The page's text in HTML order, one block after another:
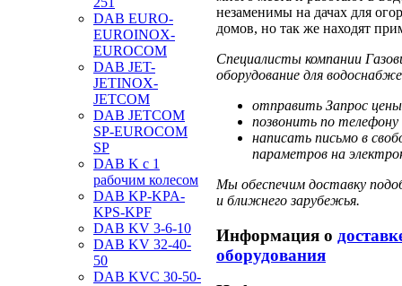
DAB EURO-
EUROINOX-
EUROCOM
DAB JET-
JETINOX-
JETCOM
DAB JETCOM
SP-EUROCOM
SP
DAB K с 1
рабочим колесом
DAB KP-KPA-
KPS-KPF
DAB KV 3-6-10
DAB KV 32-40-
50
DAB KVC 30-50-
незаменимы на дачах для
домов, но так же находят
Специалисты компании
оборудование для
отправить Запрос цены
позвонить по
написать письмо в
параметров на
Мы обеспечим доставку
и ближнего зарубежья.
Информация о
оборудования